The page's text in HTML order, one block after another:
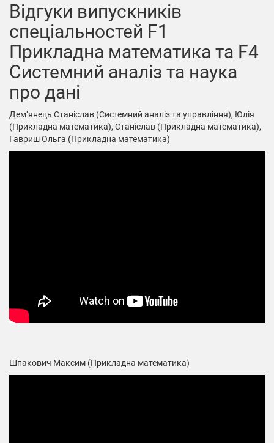
Відгуки випускників
спеціальностей F1
Прикладна математика та F4
Системний аналіз та наука
про дані
Дем’янець Станіслав (Системний аналіз та управління), Юлія
(Прикладна математика), Станіслав (Прикладна математика),
Гавриш Ольга (Прикладна математика)
Шпакович Максим (Прикладна математика)